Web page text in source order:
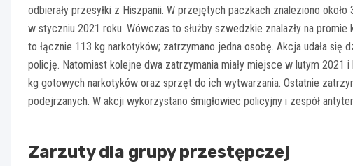
odbierały przesyłki z Hiszpanii. W przejętych paczkach znaleziono
w styczniu 2021 roku. Wówczas to służby szwedzkie znalazły na
to łącznie 113 kg narkotyków; zatrzymano jedna osobę. Akcja udała się
policję. Natomiast kolejne dwa zatrzymania miały miejsce w lutym
kg gotowych narkotyków oraz sprzęt do ich wytwarzania. Ostatnie
podejrzanych. W akcji wykorzystano śmigłowiec policyjny i zespół
Zarzuty dla grupy przestępczej